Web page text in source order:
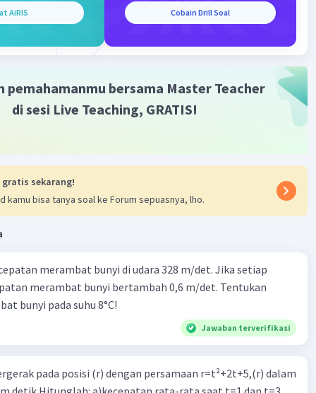
gaya normal terlebih dahulu
53°
- (50 × 0,8)
= m × a
× N) = m × a
= 10 × a
AiRIS Cobain Drill Soal
pemahamanmu bersama Master Teacher
di sesi Live Teaching, GRATIS!
gratis sekarang!
kamu bisa tanya soal ke Forum sepuasnya, lho.
merambat bunyi di udara 328 m/det. Jika setiap
merambat bunyi bertambah 0,6 m/det. Tentukan
bunyi pada suhu 8°C!
Jawaban terverifikasi
pada posisi (r) dengan persamaan r=t²+2t+5,(r) dalam